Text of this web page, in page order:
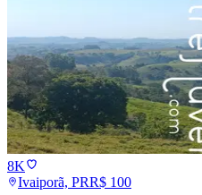
8K
Ivaiporã, PRR$ 100